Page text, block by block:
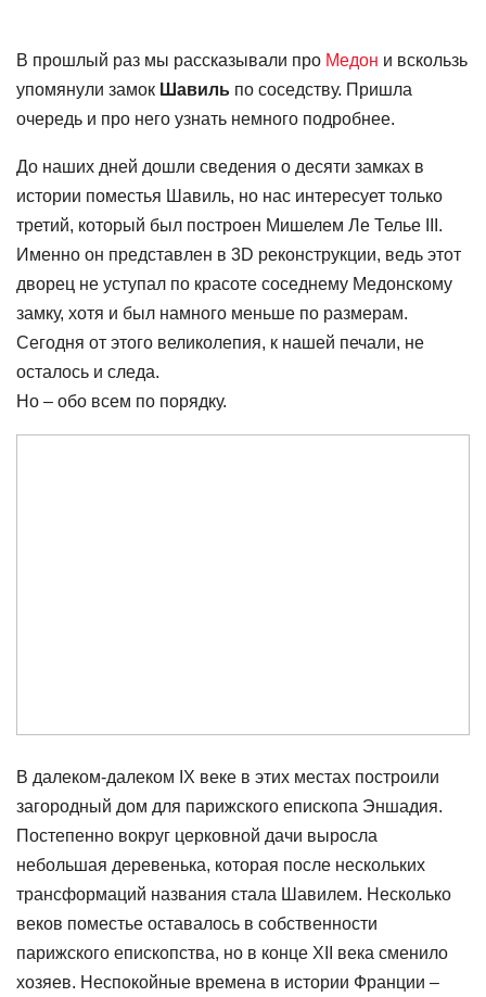
В прошлый раз мы рассказывали про Медон и вскользь
упомянули замок Шавиль по соседству. Пришла
очередь и про него узнать немного подробнее.
До наших дней дошли сведения о десяти замках в
истории поместья Шавиль, но нас интересует только
третий, который был построен Мишелем Ле Телье III.
Именно он представлен в 3D реконструкции, ведь этот
дворец не уступал по красоте соседнему Медонскому
замку, хотя и был намного меньше по размерам.
Сегодня от этого великолепия, к нашей печали, не
осталось и следа.
Но – обо всем по порядку.
В далеком-далеком IX веке в этих местах построили
загородный дом для парижского епископа Эншадия.
Постепенно вокруг церковной дачи выросла
небольшая деревенька, которая после нескольких
трансформаций названия стала Шавилем. Несколько
веков поместье оставалось в собственности
парижского епископства, но в конце XII века сменило
хозяев. Неспокойные времена в истории Франции –